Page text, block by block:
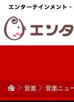
音楽 音楽ニュ